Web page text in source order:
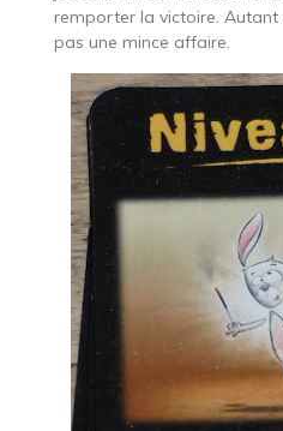
remporter la victoire. Autant
pas une mince affaire.